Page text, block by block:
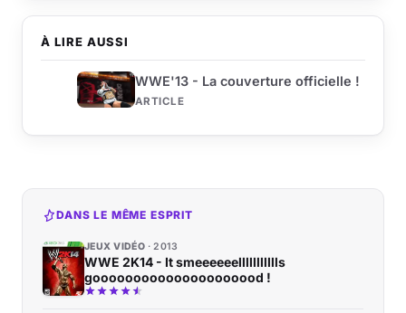
À LIRE AUSSI
WWE'13 - La couverture officielle !
ARTICLE
DANS LE MÊME ESPRIT
JEUX VIDÉO 2013
WWE 2K14 - It smeeeeeellllllllllls
gooooooooooooooooooood !